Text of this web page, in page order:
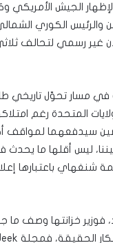
لإظهار الجيش
الكوري
غير رسمي لتحالف
المتحدة رغم
سيدفعهما لمواقف
ليس أقلها ما يحدث
باعتبارها
خزانتها وصف ما